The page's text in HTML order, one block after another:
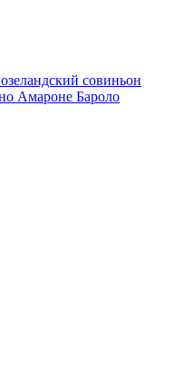
совиньон
Амароне Бароло